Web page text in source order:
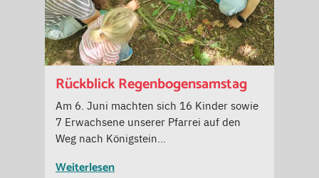
Rückblick Regenbogensamstag
Am 6. Juni machten sich 16 Kinder sowie
7 Erwachsene unserer Pfarrei auf den
Weg nach Königstein…
Weiterlesen